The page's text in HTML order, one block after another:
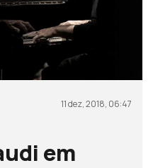
11 dez, 2018, 06:47
em